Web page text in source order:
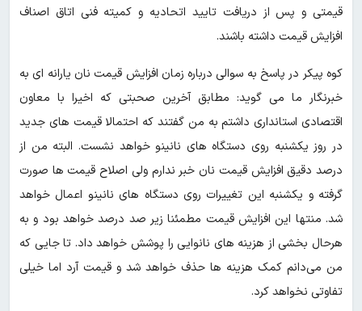
قیمتی و پس از دریافت تایید اتحادیه و کمیته فنی اتاق اصناف
افزایش قیمت داشته باشند.
کوه پیکر در پاسخ به سوالی درباره زمان افزایش قیمت نان یارانه ای به
خبرنگار ما می گوید: مطابق آخرین صحبتی که اخیرا با معاون
اقتصادی استانداری داشتم به من گفتند که احتمالا قیمت های جدید
در روز یک‎شنبه روی دستگاه های نانینو خواهد نشست. البته من از
درصد دقیق افزایش قیمت نان خبر ندارم ولی اصلاح قیمت ها صورت
گرفته و یک‎شنبه این تغییرات روی دستگاه های نانینو اعمال خواهد
شد. منتها این افزایش قیمت مطمئنا زیر صد درصد خواهد بود و به
هرحال بخشی از هزینه های نانوایی را پوشش خواهد داد. تا جایی که
من می‌دانم کمک هزینه ها حذف خواهد شد و قیمت آرد اما خیلی
تفاوتی نخواهد کرد.